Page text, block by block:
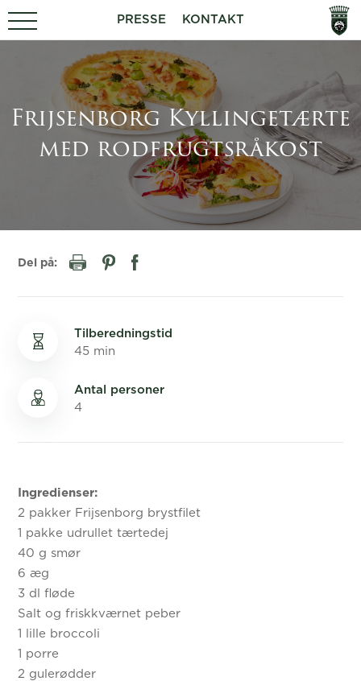
PRESSE KONTAKT
Frijsenborg Kyllingetærte
med rodfrugtsråkost
Del på:
Tilberedningstid
45 min
Antal personer
4
Ingredienser:
2 pakker Frijsenborg brystfilet
1 pakke udrullet tærtedej
40 g smør
6 æg
3 dl fløde
Salt og friskkværnet peber
1 lille broccoli
1 porre
2 gulerødder